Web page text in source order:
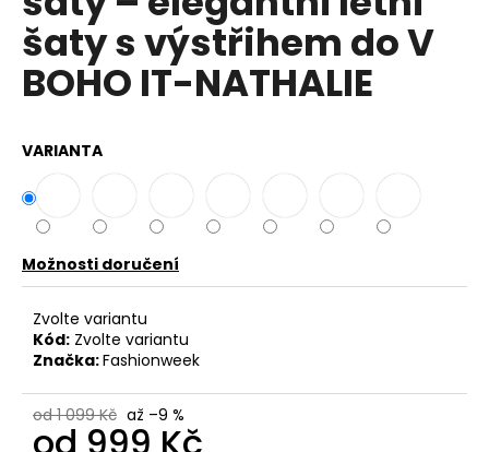
z
5
hvězdiček.
šaty s výstřihem do V
BOHO IT-NATHALIE
VARIANTA
Možnosti doručení
Zvolte variantu
Kód: Zvolte variantu
Značka:Fashionweek
od 1 099 Kč až –9 %
u
j
e
m
DÁMSKÁ
BAVLNĚNO-
LNĚNÁ
S
KAPUCÍ
MARENIA
999
Kč
1
199
Kč